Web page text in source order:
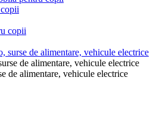
copii
surse de alimentare, vehicule electrice
de alimentare, vehicule electrice
de alimentare, vehicule electrice